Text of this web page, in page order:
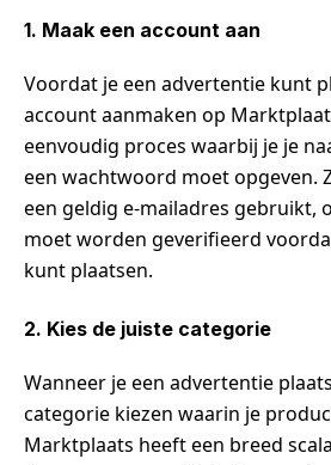
1. Maak een account aan
Voordat je een advertentie kunt
account aanmaken op
eenvoudig proces waarbij je je
een wachtwoord moet opgeven.
een geldig e-mailadres gebruikt,
moet worden geverifieerd
kunt plaatsen.
2. Kies de juiste categorie
Wanneer je een advertentie
categorie kiezen waarin je
Marktplaats heeft een breed